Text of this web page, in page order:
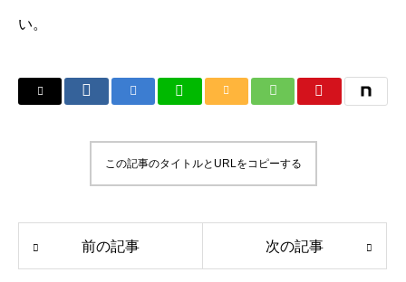
い。
この記事のタイトルとURLをコピーする
前の記事 次の記事